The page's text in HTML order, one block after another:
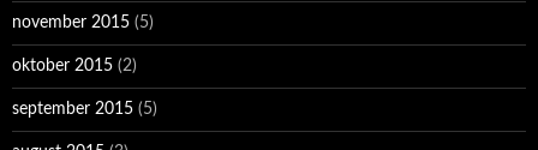
november 2015 (5)
oktober 2015 (2)
september 2015 (5)